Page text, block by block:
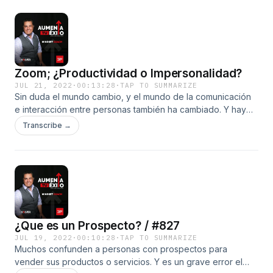
pcm.adswizz.com for information about our collection and
use of personal data for advertising.
Zoom; ¿Productividad o Impersonalidad?
JUL 21, 2022 · 00:13:28 ·TAP TO SUMMARIZE
Sin duda el mundo cambio, y el mundo de la comunicación
e interacción entre personas también ha cambiado. Y hay
diferentes formas de verlo. Lo puedes ver como algo muy
productivo o como algo impersonal. Y en este episodio te
collection and use of personal data for advertising.
Transcribe →
¿Que es un Prospecto? / #827
JUL 19, 2022 · 00:10:28 ·TAP TO SUMMARIZE
Muchos confunden a personas con prospectos para
vender sus productos o servicios. Y es un grave error el